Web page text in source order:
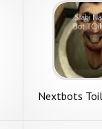
Nextbots